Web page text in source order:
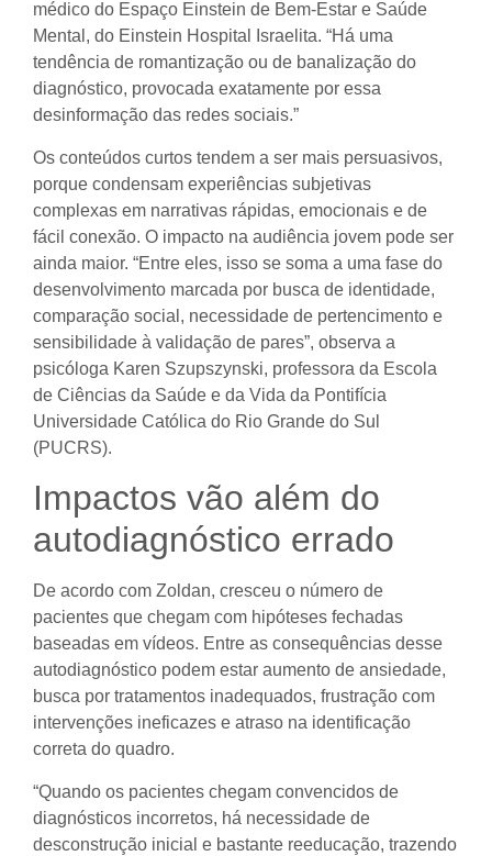
médico do Espaço Einstein de Bem-Estar e Saúde
Mental, do Einstein Hospital Israelita. “Há uma
tendência de romantização ou de banalização do
diagnóstico, provocada exatamente por essa
desinformação das redes sociais.”
Os conteúdos curtos tendem a ser mais persuasivos,
porque condensam experiências subjetivas
complexas em narrativas rápidas, emocionais e de
fácil conexão. O impacto na audiência jovem pode ser
ainda maior. “Entre eles, isso se soma a uma fase do
desenvolvimento marcada por busca de identidade,
comparação social, necessidade de pertencimento e
sensibilidade à validação de pares”, observa a
psicóloga Karen Szupszynski, professora da Escola
de Ciências da Saúde e da Vida da Pontifícia
Universidade Católica do Rio Grande do Sul
(PUCRS).
Impactos vão além do
autodiagnóstico errado
De acordo com Zoldan, cresceu o número de
pacientes que chegam com hipóteses fechadas
baseadas em vídeos. Entre as consequências desse
autodiagnóstico podem estar aumento de ansiedade,
busca por tratamentos inadequados, frustração com
intervenções ineficazes e atraso na identificação
correta do quadro.
“Quando os pacientes chegam convencidos de
diagnósticos incorretos, há necessidade de
desconstrução inicial e bastante reeducação, trazendo